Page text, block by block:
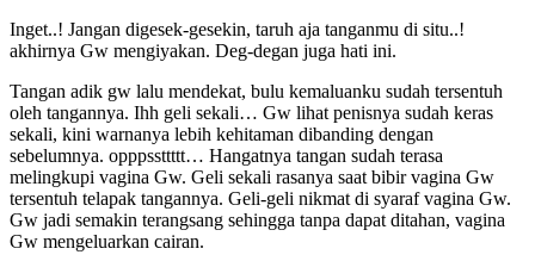
Inget..! Jangan digesek-gesekin, taruh aja tanganmu di situ..!
akhirnya Gw mengiyakan. Deg-degan juga hati ini.
Tangan adik gw lalu mendekat, bulu kemaluanku sudah tersentuh
oleh tangannya. Ihh geli sekali… Gw lihat penisnya sudah keras
sekali, kini warnanya lebih kehitaman dibanding dengan
sebelumnya. opppssttttt… Hangatnya tangan sudah terasa
melingkupi vagina Gw. Geli sekali rasanya saat bibir vagina Gw
tersentuh telapak tangannya. Geli-geli nikmat di syaraf vagina Gw.
Gw jadi semakin terangsang sehingga tanpa dapat ditahan, vagina
Gw mengeluarkan cairan.